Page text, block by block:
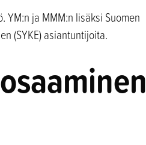
ja MMM:n lisäksi Suomen
(SYKE) asiantuntijoita.